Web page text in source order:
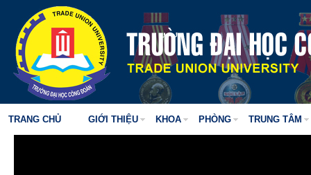
TRANG CHỦ GIỚI THIỆU KHOA PHÒNG TRUNG TÂM